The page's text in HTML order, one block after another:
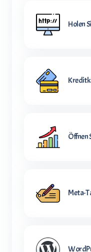
Holen
Öffnen
Meta-